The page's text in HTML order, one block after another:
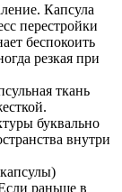
Капсула
перестройки
беспокоить
резкая при
ткань
буквально
внутри
раньше в